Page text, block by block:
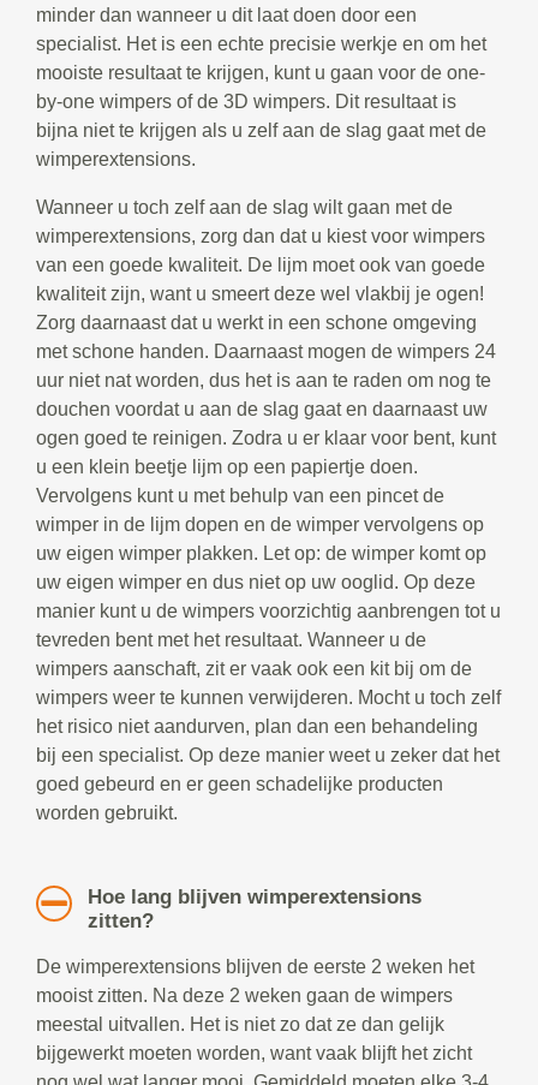
minder dan wanneer u dit laat doen door een
specialist. Het is een echte precisie werkje en om het
mooiste resultaat te krijgen, kunt u gaan voor de one-
by-one wimpers of de 3D wimpers. Dit resultaat is
bijna niet te krijgen als u zelf aan de slag gaat met de
wimperextensions.
Wanneer u toch zelf aan de slag wilt gaan met de
wimperextensions, zorg dan dat u kiest voor wimpers
van een goede kwaliteit. De lijm moet ook van goede
kwaliteit zijn, want u smeert deze wel vlakbij je ogen!
Zorg daarnaast dat u werkt in een schone omgeving
met schone handen. Daarnaast mogen de wimpers 24
uur niet nat worden, dus het is aan te raden om nog te
douchen voordat u aan de slag gaat en daarnaast uw
ogen goed te reinigen. Zodra u er klaar voor bent, kunt
u een klein beetje lijm op een papiertje doen.
Vervolgens kunt u met behulp van een pincet de
wimper in de lijm dopen en de wimper vervolgens op
uw eigen wimper plakken. Let op: de wimper komt op
uw eigen wimper en dus niet op uw ooglid. Op deze
manier kunt u de wimpers voorzichtig aanbrengen tot u
tevreden bent met het resultaat. Wanneer u de
wimpers aanschaft, zit er vaak ook een kit bij om de
wimpers weer te kunnen verwijderen. Mocht u toch zelf
het risico niet aandurven, plan dan een behandeling
bij een specialist. Op deze manier weet u zeker dat het
goed gebeurd en er geen schadelijke producten
worden gebruikt.
Hoe lang blijven wimperextensions
zitten?
De wimperextensions blijven de eerste 2 weken het
mooist zitten. Na deze 2 weken gaan de wimpers
meestal uitvallen. Het is niet zo dat ze dan gelijk
bijgewerkt moeten worden, want vaak blijft het zicht